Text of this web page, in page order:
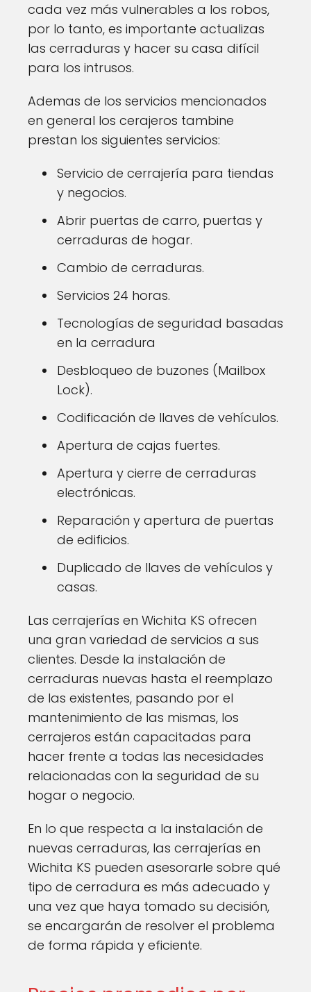
cada vez más vulnerables a los robos,
por lo tanto, es importante actualizas
las cerraduras y hacer su casa difícil
para los intrusos.
Ademas de los servicios mencionados
en general los cerajeros tambine
prestan los siguientes servicios:
Servicio de cerrajería para tiendas
y negocios.
Abrir puertas de carro, puertas y
cerraduras de hogar.
Cambio de cerraduras.
Servicios 24 horas.
Tecnologías de seguridad basadas
en la cerradura
Desbloqueo de buzones (Mailbox
Lock).
Codificación de llaves de vehículos.
Apertura de cajas fuertes.
Apertura y cierre de cerraduras
electrónicas.
Reparación y apertura de puertas
de edificios.
Duplicado de llaves de vehículos y
casas.
Las cerrajerías en Wichita KS ofrecen
una gran variedad de servicios a sus
clientes. Desde la instalación de
cerraduras nuevas hasta el reemplazo
de las existentes, pasando por el
mantenimiento de las mismas, los
cerrajeros están capacitadas para
hacer frente a todas las necesidades
relacionadas con la seguridad de su
hogar o negocio.
En lo que respecta a la instalación de
nuevas cerraduras, las cerrajerías en
Wichita KS pueden asesorarle sobre qué
tipo de cerradura es más adecuado y
una vez que haya tomado su decisión,
se encargarán de resolver el problema
de forma rápida y eficiente.